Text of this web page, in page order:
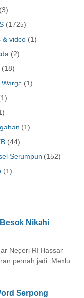
(3)
(1725)
& video (1)
(2)
(18)
Warga (1)
(1)
(44)
Serumpun (152)
(1)
Nikahi
Negeri RI Hassan
pernah jadi Menlu
Serpong